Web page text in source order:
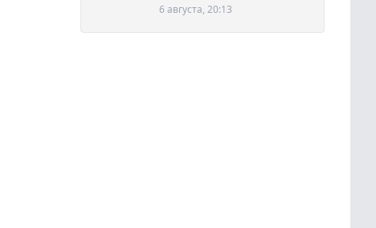
6 августа, 20:13